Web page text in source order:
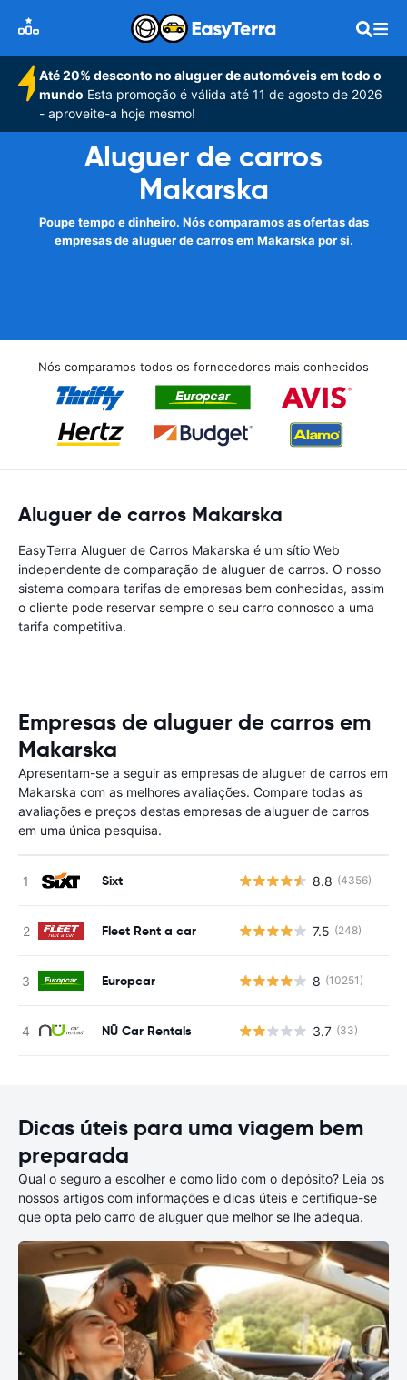
Até 20% desconto no aluguer de automóveis em todo o
mundo Esta promoção é válida até 11 de agosto de 2026
- aproveite-a hoje mesmo!
Aluguer de carros
Makarska
Poupe tempo e dinheiro. Nós comparamos as ofertas das
empresas de aluguer de carros em Makarska por si.
Nós comparamos todos os fornecedores mais conhecidos
Aluguer de carros Makarska
EasyTerra Aluguer de Carros Makarska é um sítio Web
independente de comparação de aluguer de carros. O nosso
sistema compara tarifas de empresas bem conhecidas, assim
o cliente pode reservar sempre o seu carro connosco a uma
tarifa competitiva.
Empresas de aluguer de carros em
Makarska
Apresentam-se a seguir as empresas de aluguer de carros em
Makarska com as melhores avaliações. Compare todas as
avaliações e preços destas empresas de aluguer de carros
em uma única pesquisa.
Sixt 8.8 (4356)
Fleet Rent a car 7.5 (248)
Europcar 8 (10251)
NÜ Car Rentals 3.7 (33)
Dicas úteis para uma viagem bem
preparada
Qual o seguro a escolher e como lido com o depósito? Leia os
nossos artigos com informações e dicas úteis e certifique-se
que opta pelo carro de aluguer que melhor se lhe adequa.